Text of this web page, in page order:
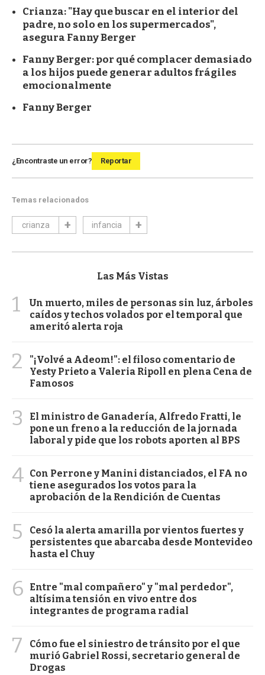
Crianza: "Hay que buscar en el interior del
padre, no solo en los supermercados",
asegura Fanny Berger
Fanny Berger: por qué complacer demasiado
a los hijos puede generar adultos frágiles
emocionalmente
Fanny Berger
¿Encontraste un error? Reportar
Temas relacionados
crianza infancia
Las Más Vistas
1
Un muerto, miles de personas sin luz, árboles
caídos y techos volados por el temporal que
ameritó alerta roja
2
"¡Volvé a Adeom!": el filoso comentario de
Yesty Prieto a Valeria Ripoll en plena Cena de
Famosos
3
El ministro de Ganadería, Alfredo Fratti, le
pone un freno a la reducción de la jornada
laboral y pide que los robots aporten al BPS
4 Con Perrone y Manini distanciados, el FA no
tiene asegurados los votos para la
aprobación de la Rendición de Cuentas
5
Cesó la alerta amarilla por vientos fuertes y
persistentes que abarcaba desde Montevideo
hasta el Chuy
6
Entre "mal compañero" y "mal perdedor",
altísima tensión en vivo entre dos
integrantes de programa radial
7
Cómo fue el siniestro de tránsito por el que
murió Gabriel Rossi, secretario general de
Drogas